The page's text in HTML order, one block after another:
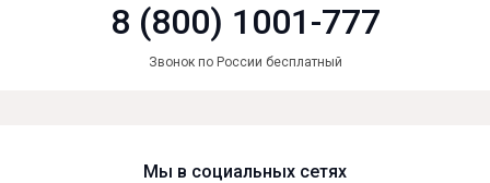
8 (800) 1001-777
Звонок по России бесплатный
Мы в социальных сетях